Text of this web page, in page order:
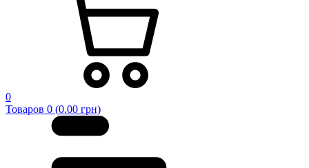
0
Товаров 0 (0.00 грн)